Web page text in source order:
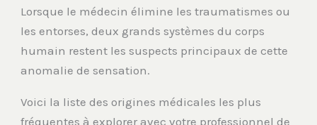
Lorsque le médecin élimine les traumatismes ou
les entorses, deux grands systèmes du corps
humain restent les suspects principaux de cette
anomalie de sensation.
Voici la liste des origines médicales les plus
fréquentes à explorer avec votre professionnel de